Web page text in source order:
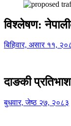
विश्लेषण:
बिहिवार, असार ११,
दाङकी
बुधवार, जेष्ठ २७, २०८३